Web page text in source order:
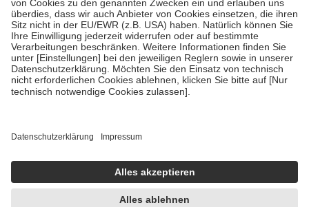
• Kindern und Jugendlichen bis zum vollendeten 18. Lebensjahr
mit Ausnahme der Fahrkosten
• Untersuchungen zur Vorsorge und Früherkennung, die von der
GKV getragen werden
• empfohlenen Schutzimpfungen
• Harn- und Blutteststreifen
getroffen, um sicherzustellen, dass es sich um echte Bewertungen
https://help.etrusted.com/hc/de/articles/4419944605341
Einige Bilder und Inhalte wurden unter Zuhilfenahme künstlicher